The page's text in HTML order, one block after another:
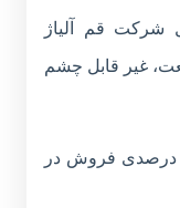
شرکت قم آلیاژ
غیر قابل چشم
– در ۴ ماهه امسال رخ داد؛ رشد ۱۳۷ درصدی فروش در